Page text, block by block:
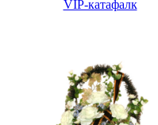
VIP-катафалк